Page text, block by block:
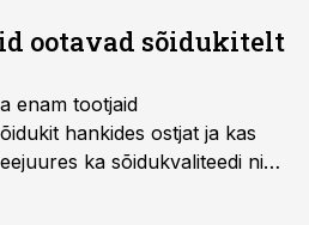
ootavad sõidukitelt
enam tootjaid
hankides ostjat ja kas
ka sõidukvaliteedi ning